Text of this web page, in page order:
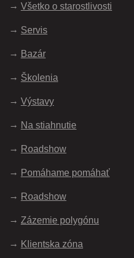
Všetko o starostlivosti
Servis
Bazár
Školenia
Výstavy
Na stiahnutie
Roadshow
Pomáhame pomáhať
Roadshow
Zázemie polygónu
Klientska zóna